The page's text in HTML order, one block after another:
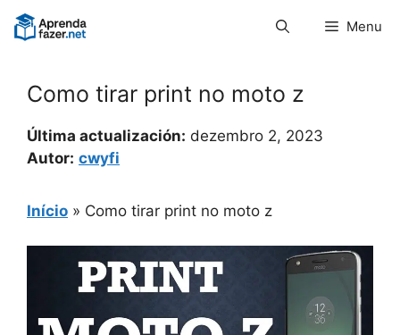
Pular
para
Menu
Como tirar print no moto z
Última actualización: dezembro 2, 2023
Autor: cwyfi
Início » Como tirar print no moto z